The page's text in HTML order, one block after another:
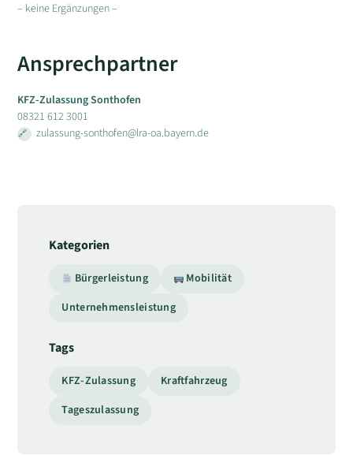
– keine Ergänzungen –
Ansprechpartner
KFZ-Zulassung Sonthofen
08321 612 3001
zulassung-sonthofen@lra-oa.bayern.de
Kategorien
Bürgerleistung
Mobilität
Unternehmensleistung
Tags
KFZ-Zulassung
Kraftfahrzeug
Tageszulassung